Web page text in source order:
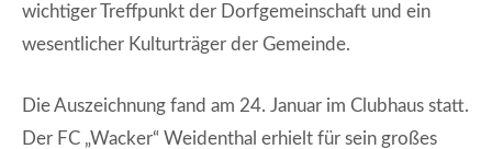
wichtiger Treffpunkt der Dorfgemeinschaft und ein
wesentlicher Kulturträger der Gemeinde.
Die Auszeichnung fand am 24. Januar im Clubhaus statt.
Der FC „Wacker“ Weidenthal erhielt für sein großes